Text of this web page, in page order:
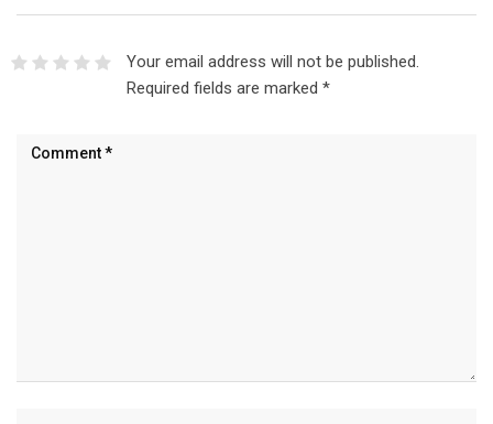
Your email address will not be published.
Required fields are marked *